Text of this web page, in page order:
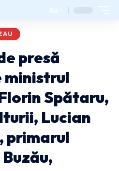
Aa
presă
ministrul
Spătaru,
Lucian
primarul